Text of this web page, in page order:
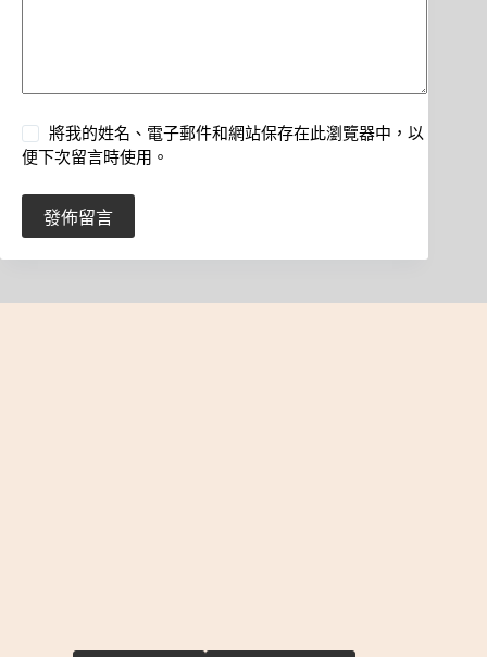
將我的姓名、電子郵件和網站保存在此瀏覽器中，以
便下次留言時使用。
發佈留言